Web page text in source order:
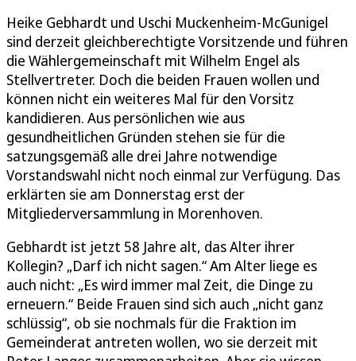
Heike Gebhardt und Uschi Muckenheim-McGunigel
sind derzeit gleichberechtigte Vorsitzende und führen
die Wählergemeinschaft mit Wilhelm Engel als
Stellvertreter. Doch die beiden Frauen wollen und
können nicht ein weiteres Mal für den Vorsitz
kandidieren. Aus persönlichen wie aus
gesundheitlichen Gründen stehen sie für die
satzungsgemäß alle drei Jahre notwendige
Vorstandswahl nicht noch einmal zur Verfügung. Das
erklärten sie am Donnerstag erst der
Mitgliederversammlung in Morenhoven.
Gebhardt ist jetzt 58 Jahre alt, das Alter ihrer
Kollegin? „Darf ich nicht sagen.“ Am Alter liege es
auch nicht: „Es wird immer mal Zeit, die Dinge zu
erneuern.“ Beide Frauen sind sich auch „nicht ganz
schlüssig“, ob sie nochmals für die Fraktion im
Gemeinderat antreten wollen, wo sie derzeit mit